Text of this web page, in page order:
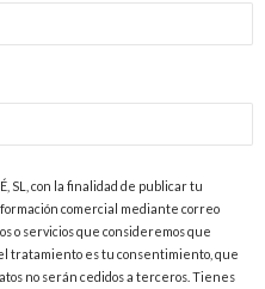
SL, con la finalidad de publicar tu
comercial mediante correo
o servicios que consideremos que
tratamiento es tu consentimiento, que
no serán cedidos a terceros. Tienes